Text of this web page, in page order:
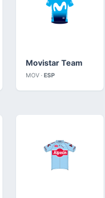
Movistar Team
MOV · ESP